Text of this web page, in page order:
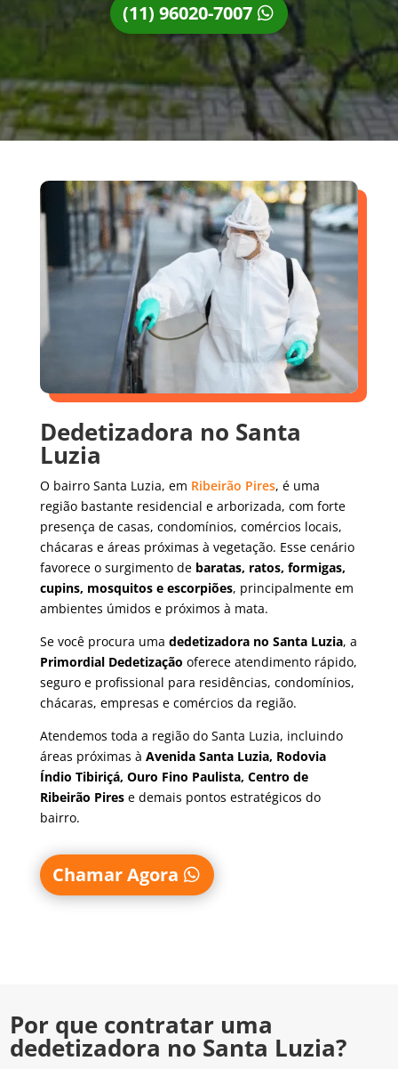
(11) 96020-7007
Dedetizadora no Santa
Luzia
O bairro Santa Luzia, em Ribeirão Pires, é uma
região bastante residencial e arborizada, com forte
presença de casas, condomínios, comércios locais,
chácaras e áreas próximas à vegetação. Esse cenário
favorece o surgimento de baratas, ratos, formigas,
cupins, mosquitos e escorpiões, principalmente em
ambientes úmidos e próximos à mata.
Se você procura uma dedetizadora no Santa Luzia, a
Primordial Dedetização oferece atendimento rápido,
seguro e profissional para residências, condomínios,
chácaras, empresas e comércios da região.
Atendemos toda a região do Santa Luzia, incluindo
áreas próximas à Avenida Santa Luzia, Rodovia
Índio Tibiriçá, Ouro Fino Paulista, Centro de
Ribeirão Pirese demais pontos estratégicos do
bairro.
Chamar Agora
Por que contratar uma
dedetizadora no Santa Luzia?